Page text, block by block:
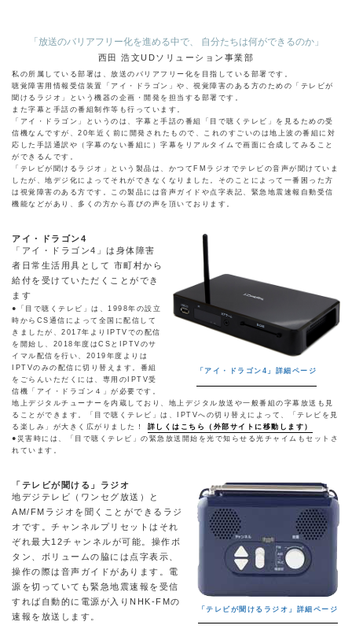
「放送のバリアフリー化を進める中で、 自分たちは何ができるのか」
西田 浩文UDソリューション事業部
私の所属している部署は、放送のバリアフリー化を目指している部署です。
聴覚障害用情報受信装置「アイ・ドラゴン」や、視覚障害のある方のための「テレビが
聞けるラジオ」という機器の企画・開発を担当する部署です。
また字幕と手話の番組制作等も行っています。
「アイ・ドラゴン」というのは、字幕と手話の番組「目で聴くテレビ」を見るための受
信機なんですが、20年近く前に開発されたもので、これのすごいのは地上波の番組に対
応した手話通訳や（字幕のない番組に）字幕をリアルタイムで画面に合成してみること
ができるんです。
「テレビが聞けるラジオ」という製品は、かつてFMラジオでテレビの音声が聞けていま
したが、地デジ化によってそれができなくなりました。そのことによって一番困った方
は視覚障害のある方です。この製品には音声ガイドや点字表記、緊急地震速報自動受信
機能などがあり、多くの方から喜びの声を頂いております。
「アイ・ドラゴン4」詳細ページ
アイ・ドラゴン4
「アイ・ドラゴン4」は身体障害
者日常生活用具として 市町村から
給付を受けていただくことができ
ます
●「目で聴くテレビ」は、1998年の設立
時からCS通信によって全国に配信して
きましたが、2017年よりIPTVでの配信
を開始し、2018年度はCSとIPTVのサ
イマル配信を行い、2019年度よりは
IPTVのみの配信に切り替えます。番組
をごらんいただくには、専用のIPTV受
信機「アイ・ドラゴン４」が必要です。
地上デジタルチューナーを内蔵しており、地上デジタル放送や一般番組の字幕放送も見
ることができます。「目で聴くテレビ」は、IPTVへの切り替えによって、「テレビを見
る楽しみ」が大きく広がりました！ 詳しくはこちら（外部サイトに移動します）
●災害時には、「目で聴くテレビ」の緊急放送開始を光で知らせる光チャイムもセットさ
れています。
「テレビが聞けるラジオ」詳細ページ
「テレビが聞ける」ラジオ
地デジテレビ（ワンセグ放送）と
AM/FMラジオを聞くことができるラジ
オです。チャンネルプリセットはそれ
ぞれ最大12チャンネルが可能。操作ボ
タン、ボリュームの脇には点字表示、
操作の際は音声ガイドがあります。電
源を切っていても緊急地震速報を受信
すれば自動的に電源が入りNHK-FMの
速報を放送します。